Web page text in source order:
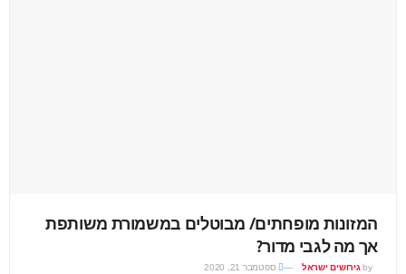
המזונות מופחתים/ מבוטלים במשמורת משותפת
אך מה לגבי מדור?
by גירושים ישראל ספטמבר 21, 2020